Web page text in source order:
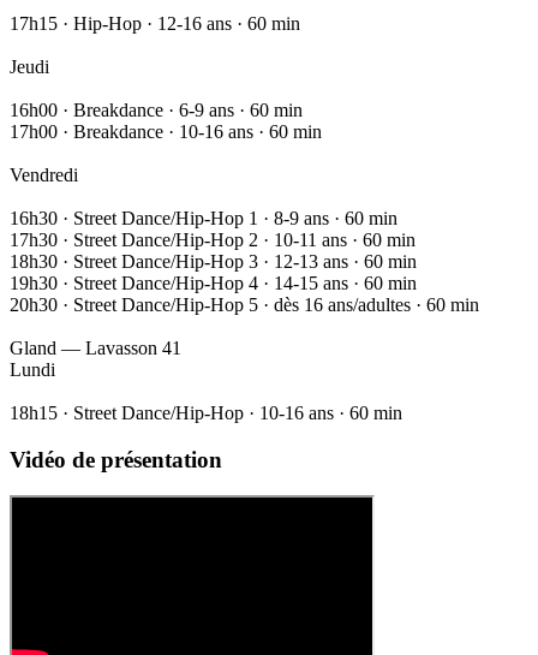
17h15 · Hip-Hop · 12-16 ans · 60 min
Jeudi
16h00 · Breakdance · 6-9 ans · 60 min
17h00 · Breakdance · 10-16 ans · 60 min
Vendredi
16h30 · Street Dance/Hip-Hop 1 · 8-9 ans · 60 min
17h30 · Street Dance/Hip-Hop 2 · 10-11 ans · 60 min
18h30 · Street Dance/Hip-Hop 3 · 12-13 ans · 60 min
19h30 · Street Dance/Hip-Hop 4 · 14-15 ans · 60 min
20h30 · Street Dance/Hip-Hop 5 · dès 16 ans/adultes · 60 min
Gland — Lavasson 41
Lundi
18h15 · Street Dance/Hip-Hop · 10-16 ans · 60 min
Vidéo de présentation